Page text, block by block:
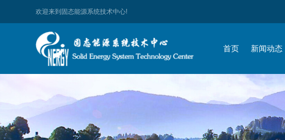
欢迎来到固态能源系统技术中心!
首页 新闻动态